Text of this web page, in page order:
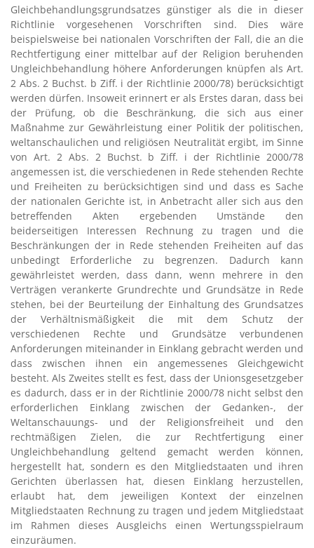
Gleichbehandlungsgrundsatzes günstiger als die in dieser
Richtlinie vorgesehenen Vorschriften sind. Dies wäre
beispielsweise bei nationalen Vorschriften der Fall, die an die
Rechtfertigung einer mittelbar auf der Religion beruhenden
Ungleichbehandlung höhere Anforderungen knüpfen als Art.
2 Abs. 2 Buchst. b Ziff. i der Richtlinie 2000/78) berücksichtigt
werden dürfen. Insoweit erinnert er als Erstes daran, dass bei
der Prüfung, ob die Beschränkung, die sich aus einer
Maßnahme zur Gewährleistung einer Politik der politischen,
weltanschaulichen und religiösen Neutralität ergibt, im Sinne
von Art. 2 Abs. 2 Buchst. b Ziff. i der Richtlinie 2000/78
angemessen ist, die verschiedenen in Rede stehenden Rechte
und Freiheiten zu berücksichtigen sind und dass es Sache
der nationalen Gerichte ist, in Anbetracht aller sich aus den
betreffenden Akten ergebenden Umstände den
beiderseitigen Interessen Rechnung zu tragen und die
Beschränkungen der in Rede stehenden Freiheiten auf das
unbedingt Erforderliche zu begrenzen. Dadurch kann
gewährleistet werden, dass dann, wenn mehrere in den
Verträgen verankerte Grundrechte und Grundsätze in Rede
stehen, bei der Beurteilung der Einhaltung des Grundsatzes
der Verhältnismäßigkeit die mit dem Schutz der
verschiedenen Rechte und Grundsätze verbundenen
Anforderungen miteinander in Einklang gebracht werden und
dass zwischen ihnen ein angemessenes Gleichgewicht
besteht. Als Zweites stellt es fest, dass der Unionsgesetzgeber
es dadurch, dass er in der Richtlinie 2000/78 nicht selbst den
erforderlichen Einklang zwischen der Gedanken-, der
Weltanschauungs- und der Religionsfreiheit und den
rechtmäßigen Zielen, die zur Rechtfertigung einer
Ungleichbehandlung geltend gemacht werden können,
hergestellt hat, sondern es den Mitgliedstaaten und ihren
Gerichten überlassen hat, diesen Einklang herzustellen,
erlaubt hat, dem jeweiligen Kontext der einzelnen
Mitgliedstaaten Rechnung zu tragen und jedem Mitgliedstaat
im Rahmen dieses Ausgleichs einen Wertungsspielraum
einzuräumen.